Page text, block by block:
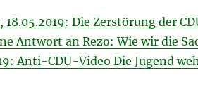
18.05.2019: Die Zerstörung der
Antwort an Rezo: Wie wir die
Anti-CDU-Video Die Jugend